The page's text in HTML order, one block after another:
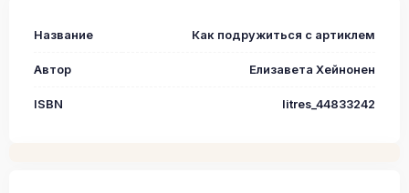
Название Как подружиться с артиклем
Автор Елизавета Хейнонен
ISBN litres_44833242